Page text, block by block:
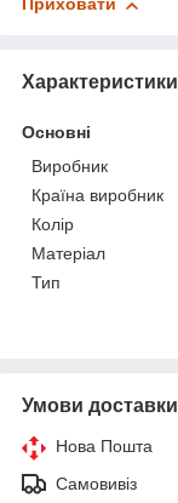
Приховати
Характеристики
Основні
Виробник
Країна виробник
Колір
Матеріал
Тип
Умови доставки
Нова Пошта
Самовивіз